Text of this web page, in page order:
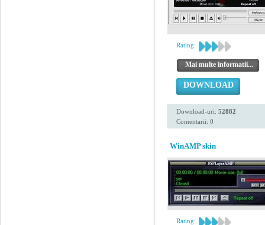
Rating:
Mai multe informatii...
DOWNLOAD
Download-uri: 52882
Comentarii: 0
WinAMP skin
Rating: